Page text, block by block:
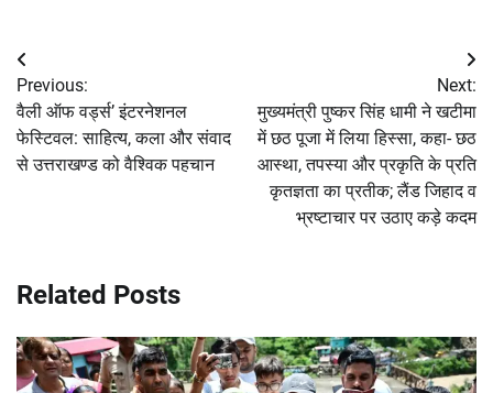
Post
navigation
Previous:
वैली ऑफ वर्ड्स’ इंटरनेशनल
फेस्टिवल: साहित्य, कला और संवाद
से उत्तराखण्ड को वैश्विक पहचान
Next:
मुख्यमंत्री पुष्कर सिंह धामी ने खटीमा
में छठ पूजा में लिया हिस्सा, कहा- छठ
आस्था, तपस्या और प्रकृति के प्रति
कृतज्ञता का प्रतीक; लैंड जिहाद व
भ्रष्टाचार पर उठाए कड़े कदम
Related Posts